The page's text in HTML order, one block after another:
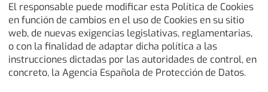
El responsable puede modificar esta Política de Cookies
en función de cambios en el uso de Cookies en su sitio
web, de nuevas exigencias legislativas, reglamentarias,
o con la finalidad de adaptar dicha política a las
instrucciones dictadas por las autoridades de control, en
concreto, la Agencia Española de Protección de Datos.